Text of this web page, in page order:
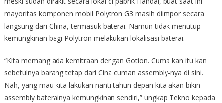
mayoritas komponen mobil Polytron G3 masih diimpor secara
langsung dari China, termasuk baterai. Namun tidak menutup
kemungkinan bagi Polytron melakukan lokalisasi baterai.
“Kita memang ada kemitraan dengan Gotion. Cuma kan itu kan
sebetulnya barang tetap dari Cina cuman assembly-nya di sini.
Nah, yang mau kita lakukan nanti tahun depan kita akan bikin
assembly baterainya kemungkinan sendiri,” ungkap Tekno kepada